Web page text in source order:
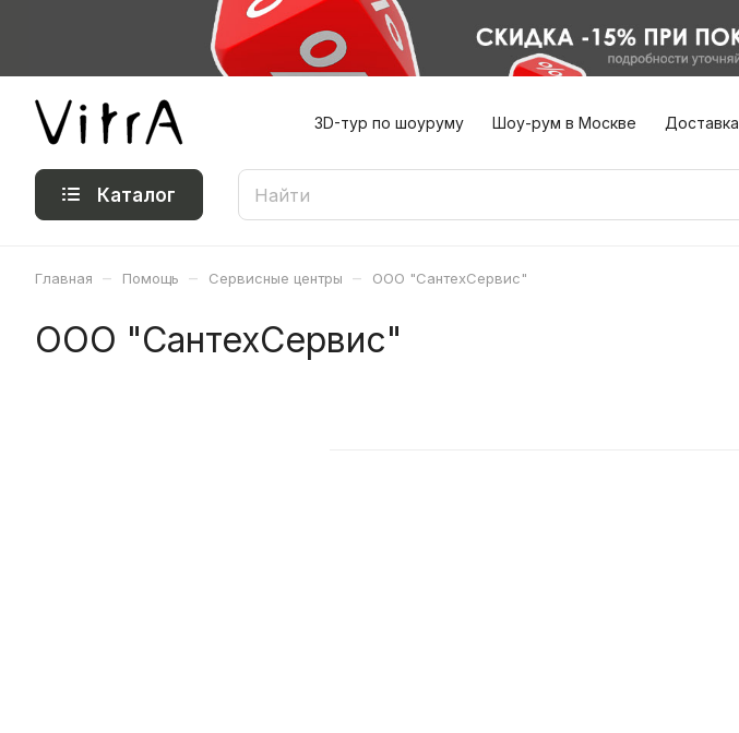
3D-тур по шоуруму Шоу-рум в Москве Доставка
Каталог
Главная – Помощь – Сервисные центры – ООО "СантехСервис"
ООО "СантехСервис"